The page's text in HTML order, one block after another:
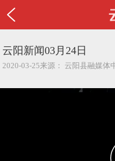
云阳新闻03月24日
2020-03-25来源： 云阳县融媒